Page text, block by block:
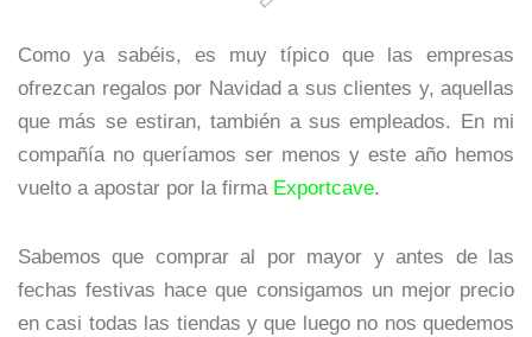
Como ya sabéis, es muy típico que las empresas
ofrezcan regalos por Navidad a sus clientes y, aquellas
que más se estiran, también a sus empleados. En mi
compañía no queríamos ser menos y este año hemos
vuelto a apostar por la firma Exportcave.
Sabemos que comprar al por mayor y antes de las
fechas festivas hace que consigamos un mejor precio
en casi todas las tiendas y que luego no nos quedemos